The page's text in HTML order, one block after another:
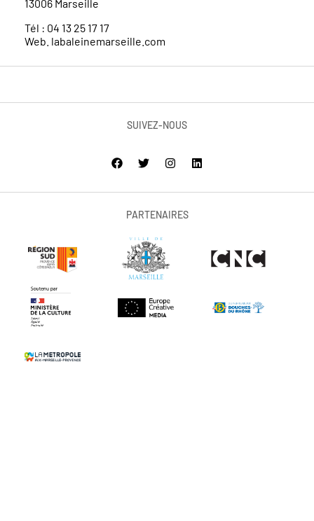
13006 Marseille
Tél : 04 13 25 17 17
Web. labaleinemarseille.com
SUIVEZ-NOUS
PARTENAIRES